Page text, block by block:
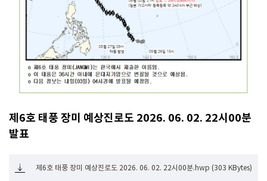
제6호 태풍 장미 예상진로도 2026. 06. 02. 22시00분
발표
제6호 태풍 장미 예상진로도 2026. 06. 02. 22시00분.hwp (303 KBytes)